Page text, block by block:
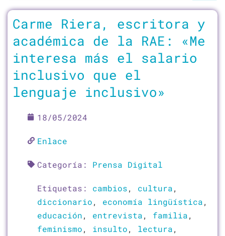
Carme Riera, escritora y
académica de la RAE: «Me
interesa más el salario
inclusivo que el
lenguaje inclusivo»
18/05/2024
Enlace
Categoría: Prensa Digital
Etiquetas: cambios, cultura,
diccionario, economía lingüística,
educación, entrevista, familia,
feminismo, insulto, lectura,